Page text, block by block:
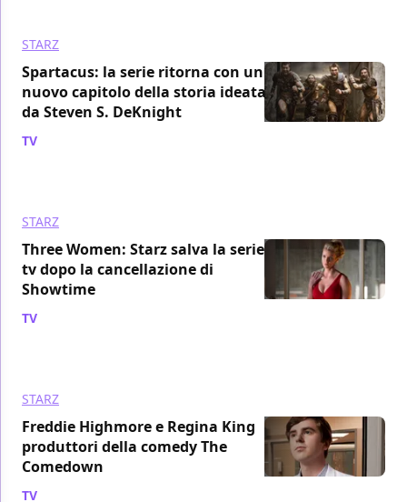
STARZ
Spartacus: la serie ritorna con un
nuovo capitolo della storia ideata
da Steven S. DeKnight
TV
STARZ
Three Women: Starz salva la serie
tv dopo la cancellazione di
Showtime
TV
STARZ
Freddie Highmore e Regina King
produttori della comedy The
Comedown
TV